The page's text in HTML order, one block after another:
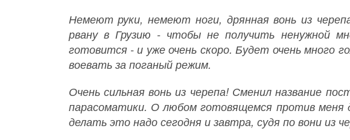
Немеют руки, немеют ноги, дрянная вонь из
рвану в Грузию - чтобы не получить ненужной
готовится - и уже очень скоро. Будет очень много
воевать за поганый режим.
Очень сильная вонь из черепа! Сменил название
парасоматики. О любом готовящемся против
делать это надо сегодня и завтра, судя по вони из